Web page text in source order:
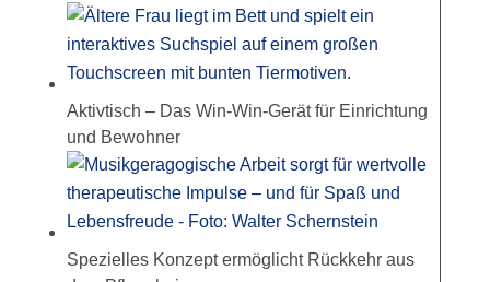
Aktivtisch – Das Win-Win-Gerät für Einrichtung
und Bewohner
Spezielles Konzept ermöglicht Rückkehr aus